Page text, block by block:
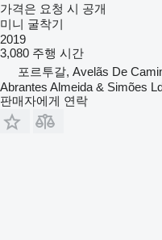
가격은 요청 시 공개
미니 굴착기
2019
3,080 주행 시간
포르투갈, Avelãs De
Abrantes Almeida & Simões
판매자에게 연락